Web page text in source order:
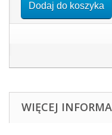
Dodaj do koszyka
WIĘCEJ